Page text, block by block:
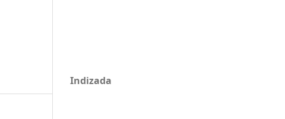
Indizada